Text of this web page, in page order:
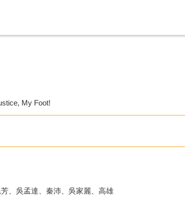
My Foot!
、吳孟達、秦沛、吳家麗、高雄